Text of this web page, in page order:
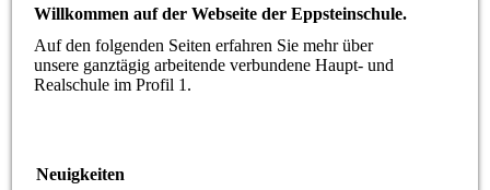
Willkommen auf der Webseite der Eppsteinschule.
Auf den folgenden Seiten erfahren Sie mehr über
unsere ganztägig arbeitende verbundene Haupt- und
Realschule im Profil 1.
Neuigkeiten